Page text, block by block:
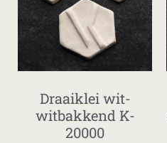
Draaiklei wit-
witbakkend K-
20000